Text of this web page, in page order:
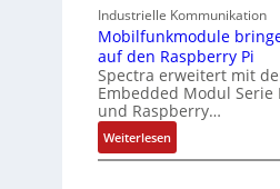
I
a
n
d
E
9
-
Z
o
l
l
-
I
Industrielle Kommunikation
Mobilfunkmodule
auf den Raspberry Pi
Spectra erweitert mit
Embedded Modul Serie
und Raspberry…
Weiterlesen:
M